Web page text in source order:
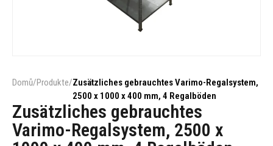
Domů/Produkte/Zusätzliches gebrauchtes Varimo-Regalsystem,
2500 x 1000 x 400 mm, 4 Regalböden
Zusätzliches gebrauchtes
Varimo-Regalsystem, 2500 x